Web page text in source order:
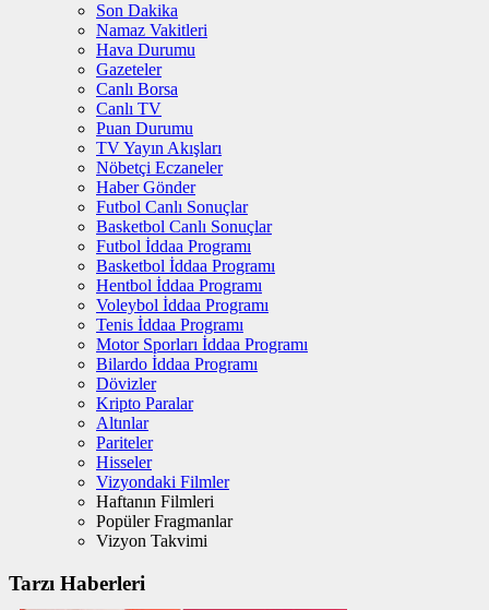
Son Dakika
Namaz Vakitleri
Hava Durumu
Gazeteler
Canlı Borsa
Canlı TV
Puan Durumu
TV Yayın Akışları
Nöbetçi Eczaneler
Haber Gönder
Futbol Canlı Sonuçlar
Basketbol Canlı Sonuçlar
Futbol İddaa Programı
Basketbol İddaa Programı
Hentbol İddaa Programı
Voleybol İddaa Programı
Tenis İddaa Programı
Motor Sporları İddaa Programı
Bilardo İddaa Programı
Dövizler
Kripto Paralar
Altınlar
Pariteler
Hisseler
Vizyondaki Filmler
Haftanın Filmleri
Popüler Fragmanlar
Vizyon Takvimi
Tarzı Haberleri